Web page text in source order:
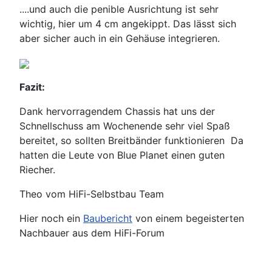
....und auch die penible Ausrichtung ist sehr
wichtig, hier um 4 cm angekippt. Das lässt sich
aber sicher auch in ein Gehäuse integrieren.
Fazit:
Dank hervorragendem Chassis hat uns der
Schnellschuss am Wochenende sehr viel Spaß
bereitet, so sollten Breitbänder funktionieren Da
hatten die Leute von Blue Planet einen guten
Riecher.
Theo vom HiFi-Selbstbau Team
Hier noch ein Baubericht von einem begeisterten
Nachbauer aus dem HiFi-Forum